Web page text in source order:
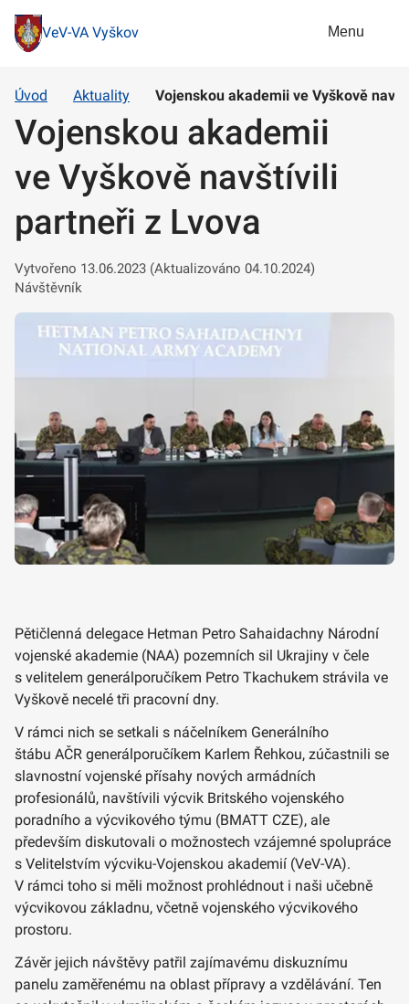
VeV-VA Vyškov Menu
Úvod Aktuality Vojenskou akademii ve Vyškově
Vojenskou akademii
ve Vyškově navštívili
partneři z Lvova
Vytvořeno 13.06.2023 (Aktualizováno 04.10.2024)
Návštěvník
Pětičlenná delegace Hetman Petro Sahaidachny Národní
vojenské akademie (NAA) pozemních sil Ukrajiny v čele
s velitelem generálporučíkem Petro Tkachukem strávila ve
Vyškově necelé tři pracovní dny.
V rámci nich se setkali s náčelníkem Generálního
štábu AČR generálporučíkem Karlem Řehkou, zúčastnili se
slavnostní vojenské přísahy nových armádních
profesionálů, navštívili výcvik Britského vojenského
poradního a výcvikového týmu (BMATT CZE), ale
především diskutovali o možnostech vzájemné spolupráce
s Velitelstvím výcviku-Vojenskou akademií (VeV-VA).
V rámci toho si měli možnost prohlédnout i naši učebně
výcvikovou základnu, včetně vojenského výcvikového
prostoru.
Závěr jejich návštěvy patřil zajímavému diskuznímu
panelu zaměřenému na oblast přípravy a vzdělávání. Ten